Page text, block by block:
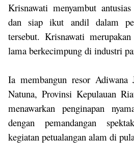
Krisnawati menyambut
dan siap ikut andil dalam
tersebut. Krisnawati
lama berkecimpung di industri
Ia membangun resor Adiwana
Natuna, Provinsi Kepulauan
menawarkan penginapan
dengan pemandangan
kegiatan petualangan alam di